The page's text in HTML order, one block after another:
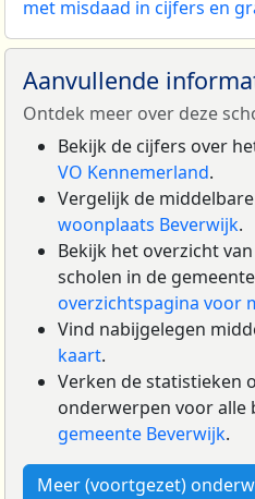
met misdaad in cijfers en
Aanvullende
Ontdek meer over deze
Bekijk de cijfers over
VO Kennemerland.
Vergelijk de
woonplaats Beverwijk.
Bekijk het overzicht
scholen in de
overzichtspagina voor
Vind nabijgelegen
kaart.
Verken de statistieken
onderwerpen voor alle
gemeente Beverwijk.
Meer (voortgezet)